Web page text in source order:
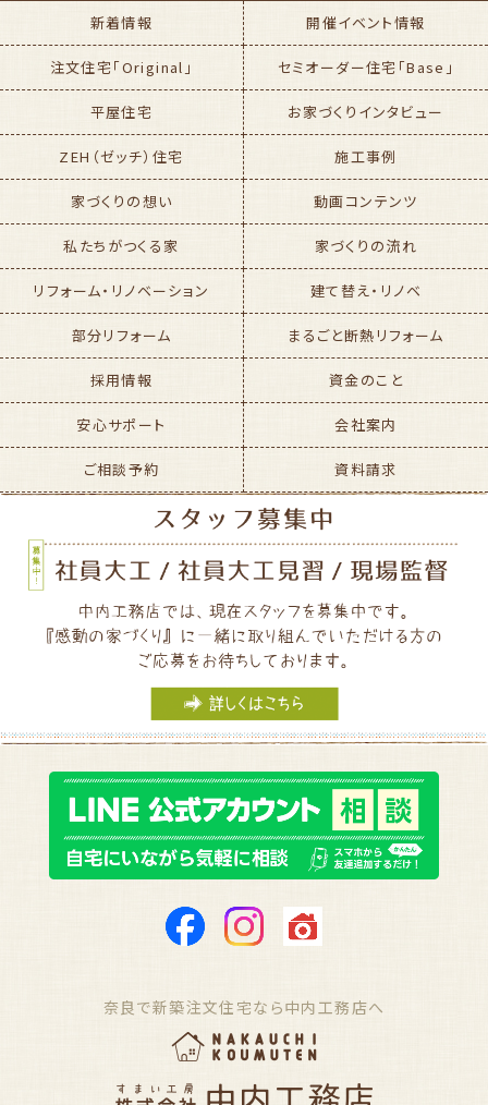
新着情報 開催イベント情報
注文住宅「Original」 セミオーダー住宅「Base」
平屋住宅 お家づくりインタビュー
ZEH（ゼッチ）住宅 施工事例
家づくりの想い 動画コンテンツ
私たちがつくる家 家づくりの流れ
リフォーム・リノベーション 建て替え・リノベ
部分リフォーム まるごと断熱リフォーム
採用情報 資金のこと
安心サポート 会社案内
ご相談予約 資料請求
奈良で新築注文住宅なら中内工務店へ